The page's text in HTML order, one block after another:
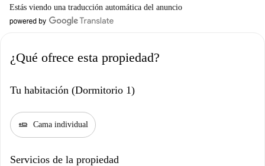
Estás viendo una traducción automática del anuncio
¿Qué ofrece esta propiedad?
Tu habitación (Dormitorio 1)
airline_seat_flat Cama individual
Servicios de la propiedad